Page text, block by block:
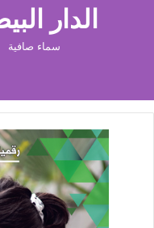
الدار
سماء صافية